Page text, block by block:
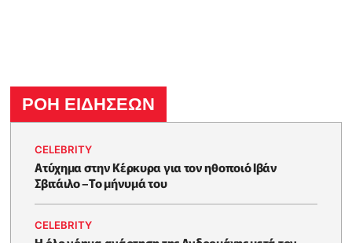
ΡΟΗ ΕΙΔΗΣΕΩΝ
CELEBRITY
Ατύχημα στην Κέρκυρα για τον ηθοποιό Ιβάν
Σβιτάιλο –Το μήνυμά του
CELEBRITY